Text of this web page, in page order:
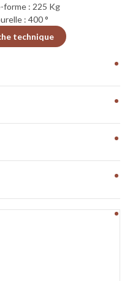
forme : 225 Kg
: 400 °
technique